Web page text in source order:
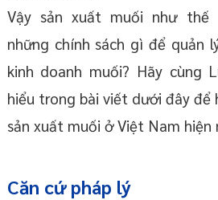
Vậy sản xuất muối như thế
những chính sách gì để quản
kinh doanh muối? Hãy cùng
hiểu trong bài viết dưới đây để
sản xuất muối ở Việt Nam hiện
Căn cứ pháp lý